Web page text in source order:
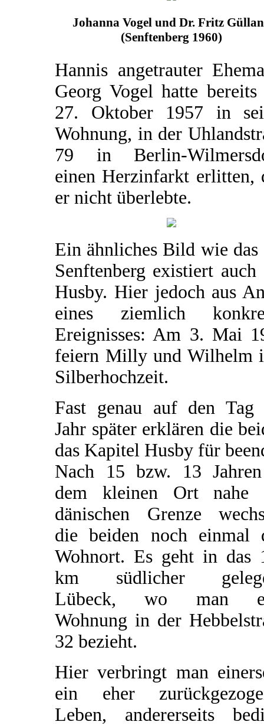
Johanna Vogel und Dr. Fritz
(Senftenberg 1960)
Hannis angetrauter
Georg Vogel hatte bereits
27. Oktober 1957 in
Wohnung, in der
79 in Berlin-
einen Herzinfarkt erlitten,
er nicht überlebte.
Ein ähnliches Bild wie das
Senftenberg existiert auch
Husby. Hier jedoch aus
eines ziemlich
Ereignisses: Am 3. Mai
feiern Milly und Wilhelm
Silberhochzeit.
Fast genau auf den Tag
Jahr später erklären die
das Kapitel Husby für
Nach 15 bzw. 13
dem kleinen Ort nahe
dänischen Grenze
die beiden noch einmal
Wohnort. Es geht in das
km südlicher
Lübeck, wo man
Wohnung in der
32 bezieht.
Hier verbringt man
ein eher
Leben, andererseits